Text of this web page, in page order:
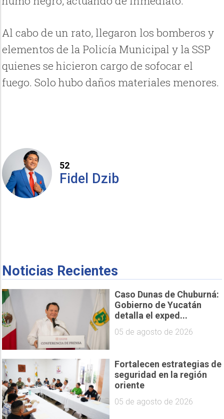
Al cabo de un rato, llegaron los bomberos y
elementos de la Policía Municipal y la SSP
quienes se hicieron cargo de sofocar el
fuego. Solo hubo daños materiales menores.
52
Fidel Dzib
Noticias Recientes
Caso Dunas de Chuburná:
Gobierno de Yucatán
detalla el exped...
05 de agosto de 2026
Fortalecen estrategias de
seguridad en la región
oriente
05 de agosto de 2026